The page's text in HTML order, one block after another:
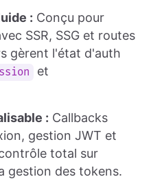
: Conçu pour
SSR, SSG et routes
gèrent l'état d'auth
et
: Callbacks
gestion JWT et
total sur
gestion des tokens.